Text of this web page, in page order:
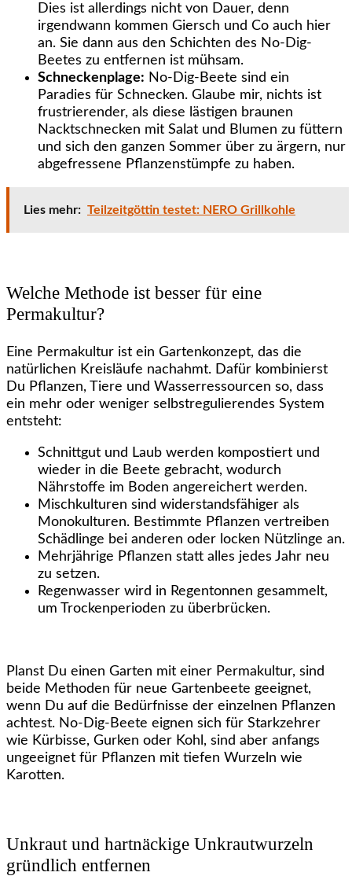
Dies ist allerdings nicht von Dauer, denn
irgendwann kommen Giersch und Co auch hier
an. Sie dann aus den Schichten des No-Dig-
Beetes zu entfernen ist mühsam.
Schneckenplage: No-Dig-Beete sind ein
Paradies für Schnecken. Glaube mir, nichts ist
frustrierender, als diese lästigen braunen
Nacktschnecken mit Salat und Blumen zu füttern
und sich den ganzen Sommer über zu ärgern, nur
abgefressene Pflanzenstümpfe zu haben.
Lies mehr: Teilzeitgöttin testet: NERO Grillkohle
Welche Methode ist besser für eine
Permakultur?
Eine Permakultur ist ein Gartenkonzept, das die
natürlichen Kreisläufe nachahmt. Dafür kombinierst
Du Pflanzen, Tiere und Wasserressourcen so, dass
ein mehr oder weniger selbstregulierendes System
entsteht:
Schnittgut und Laub werden kompostiert und
wieder in die Beete gebracht, wodurch
Nährstoffe im Boden angereichert werden.
Mischkulturen sind widerstandsfähiger als
Monokulturen. Bestimmte Pflanzen vertreiben
Schädlinge bei anderen oder locken Nützlinge an.
Mehrjährige Pflanzen statt alles jedes Jahr neu
zu setzen.
Regenwasser wird in Regentonnen gesammelt,
um Trockenperioden zu überbrücken.
Planst Du einen Garten mit einer Permakultur, sind
beide Methoden für neue Gartenbeete geeignet,
wenn Du auf die Bedürfnisse der einzelnen Pflanzen
achtest. No-Dig-Beete eignen sich für Starkzehrer
wie Kürbisse, Gurken oder Kohl, sind aber anfangs
ungeeignet für Pflanzen mit tiefen Wurzeln wie
Karotten.
Unkraut und hartnäckige Unkrautwurzeln
gründlich entfernen